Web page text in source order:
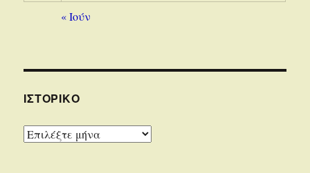
« Ιούν
ΙΣΤΟΡΙΚΌ
Ιστορικό